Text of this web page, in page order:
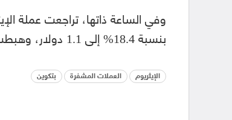
وفي الساعة ذاتها، تراجعت عملة
بنسبة 18.4% إلى 1.1 دولار، وهبطت عملة ريبل 18.4% إلى 33.4 سنت.
الإيثريوم العملات المشفرة بتكوين